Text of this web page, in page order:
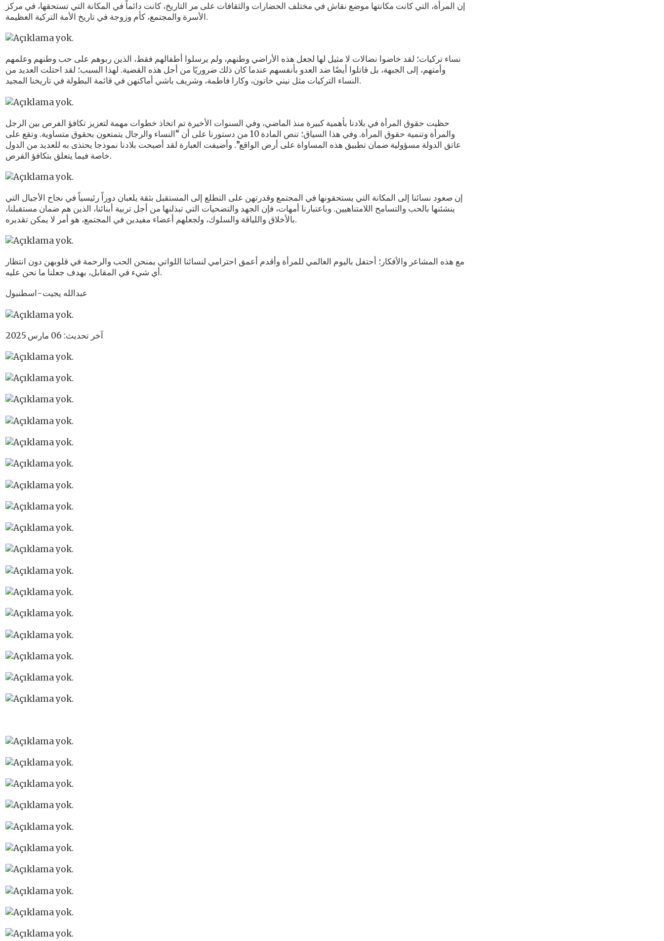
إن المرأة، التي كانت مكانتها موضع نقاش في مختلف الحضارات والثقافات على مر التاريخ، كانت دائماً في المكانة التي تستحقها، في مركز
الأسرة والمجتمع، كأم وزوجة في تاريخ الأمة التركية العظيمة.
نساء تركيات؛ لقد خاضوا نضالات لا مثيل لها لجعل هذه الأراضي وطنهم، ولم يرسلوا أطفالهم فقط، الذين ربوهم على حب وطنهم وعلمهم
وأمتهم، إلى الجبهة، بل قاتلوا أيضًا ضد العدو بأنفسهم عندما كان ذلك ضروريًا من أجل هذه القضية. لهذا السبب؛ لقد احتلت العديد من
النساء التركيات مثل نيني خاتون، وكارا فاطمة، وشريف باشي أماكنهن في قائمة البطولة في تاريخنا المجيد.
حظيت حقوق المرأة في بلادنا بأهمية كبيرة منذ الماضي، وفي السنوات الأخيرة تم اتخاذ خطوات مهمة لتعزيز تكافؤ الفرص بين الرجل
والمرأة وتنمية حقوق المرأة. وفي هذا السياق؛ تنص المادة 10 من دستورنا على أن “النساء والرجال يتمتعون بحقوق متساوية. وتقع على
عاتق الدولة مسؤولية ضمان تطبيق هذه المساواة على أرض الواقع”. وأضيفت العبارة لقد أصبحت بلادنا نموذجا يحتذى به للعديد من الدول
خاصة فيما يتعلق بتكافؤ الفرص.
إن صعود نسائنا إلى المكانة التي يستحقونها في المجتمع وقدرتهن على التطلع إلى المستقبل بثقة يلعبان دوراً رئيسياً في نجاح الأجيال التي
ينشئنها بالحب والتسامح اللامتناهيين. وباعتبارنا أمهات، فإن الجهد والتضحيات التي تبذلنها من أجل تربية أبنائنا، الذين هم ضمان مستقبلنا،
بالأخلاق واللياقة والسلوك، ولجعلهم أعضاء مفيدين في المجتمع، هو أمر لا يمكن تقديره.
مع هذه المشاعر والأفكار؛ أحتفل باليوم العالمي للمرأة وأقدم أعمق احترامي لنسائنا اللواتي يمنحن الحب والرحمة في قلوبهن دون انتظار
أي شيء في المقابل، بهدف جعلنا ما نحن عليه.
عبدالله يجيت-اسطنبول
آخر تحديث: 06 مارس 2025